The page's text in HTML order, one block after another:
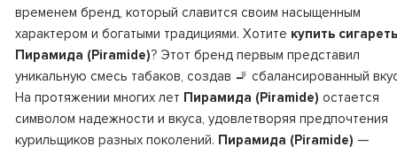
временем бренд, который славится своим насыщенным
характером и богатыми традициями. Хотите купить
Пирамида (Piramide)? Этот бренд первым представил
уникальную смесь табаков, создав 🚬 сбалансированный
На протяжении многих лет Пирамида (Piramide) остается
символом надежности и вкуса, удовлетворяя предпочтения
курильщиков разных поколений. Пирамида (Piramide) —